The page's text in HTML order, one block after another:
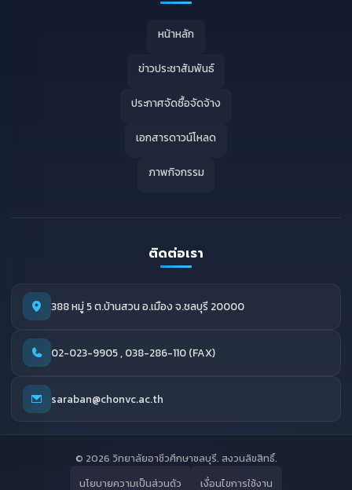
หน้าหลัก
ข่าวประชาสัมพันธ์
ประกาศจัดซื้อจัดจ้าง
เอกสารดาวน์โหลด
ภาพกิจกรรม
ติดต่อเรา
388 หมู่ 5 ต.บ้านสวน อ.เมือง จ.ชลบุรี 20000
02-023-9905 , 038-286-110 (FAX)
saraban@chonvc.ac.th
© 2026 วิทยาลัยอาชีวศึกษาชลบุรี. สงวนลิขสิทธิ์.
นโยบายความเป็นส่วนตัว
เงื่อนไขการใช้งาน